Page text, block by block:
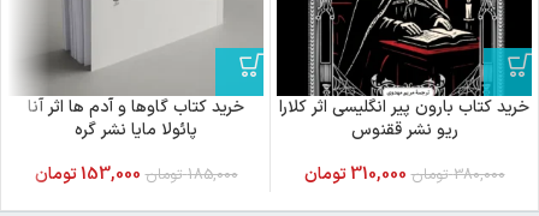
خرید کتاب بارون پیر انگلیسی اثر کلارا
ریو نشر ققنوس
380,000 تومان 310,000تومان
خرید کتاب گاوها و آدم ها اثر آنا
پائولا مایا نشر گره
185,000 تومان 153,000تومان